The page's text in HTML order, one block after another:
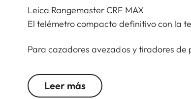
Leica Rangemaster CRF MAX
El telémetro compacto definitivo con la
Para cazadores avezados y tiradores
una excepcional calidad óptica van
para soportar las condiciones de caza
Leer más